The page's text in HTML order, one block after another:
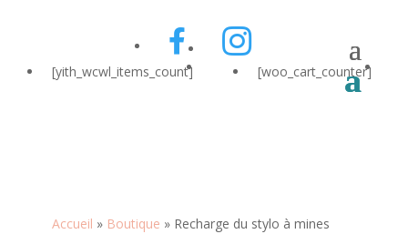
[yith_wcwl_items_count] [woo_cart_counter]
Accueil » Boutique » Recharge du stylo à mines